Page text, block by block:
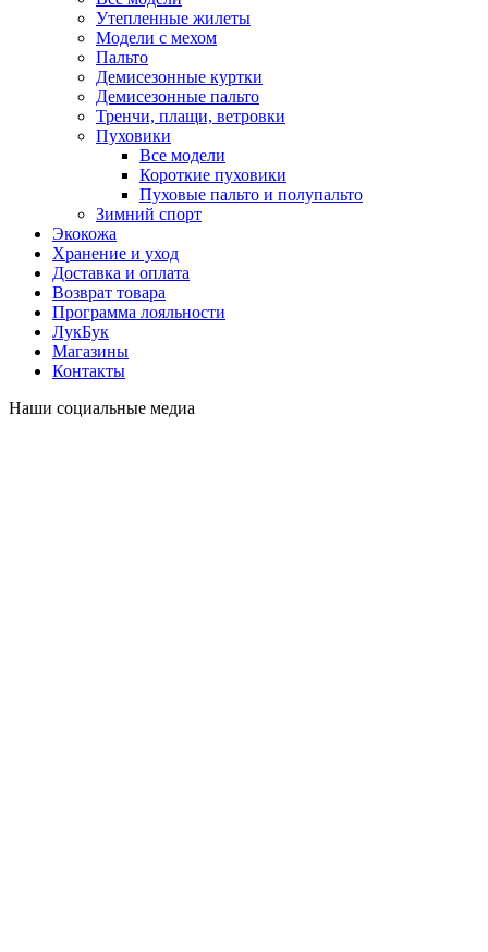
Утепленные жилеты
Модели с мехом
Пальто
Демисезонные куртки
Демисезонные пальто
Тренчи, плащи, ветровки
Пуховики
Все модели
Короткие пуховики
Пуховые пальто и полупальто
Зимний спорт
Экокожа
Хранение и уход
Доставка и оплата
Возврат товара
Программа лояльности
ЛукБук
Магазины
Контакты
Наши социальные медиа